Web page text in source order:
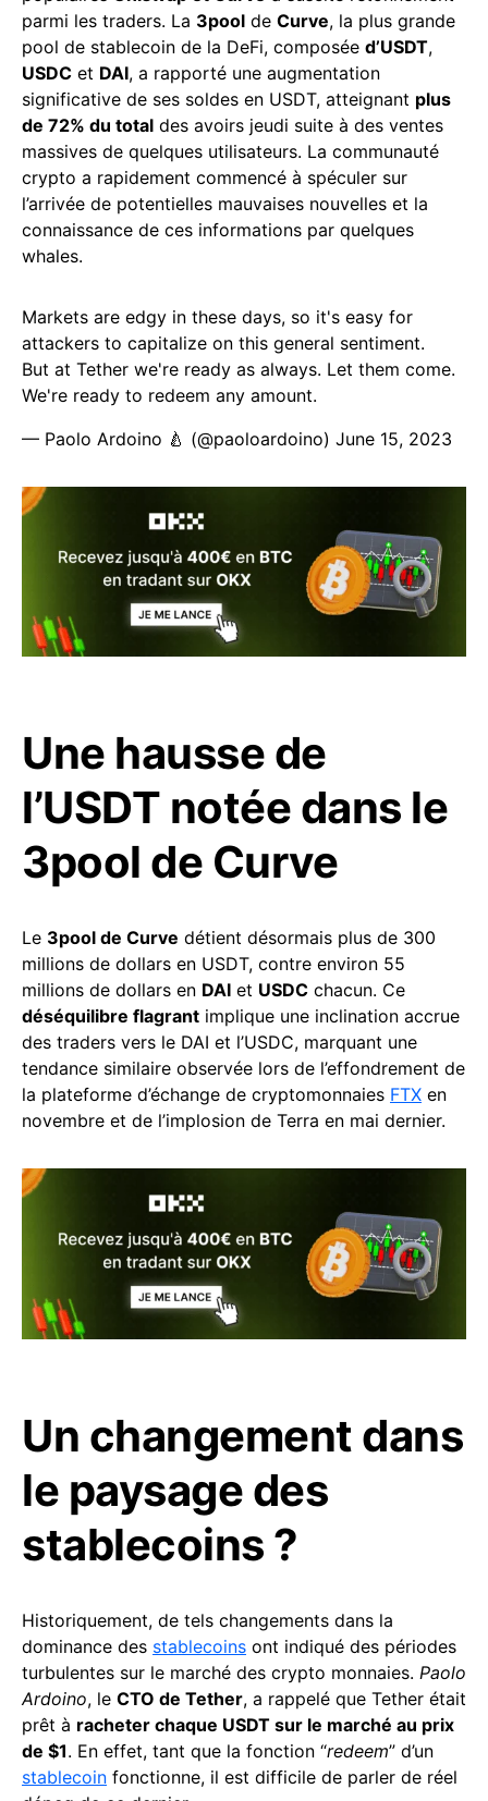
parmi les traders. La 3pool de Curve, la plus grande
pool de stablecoin de la DeFi, composée d’USDT,
USDC et DAI, a rapporté une augmentation
significative de ses soldes en USDT, atteignant plus
de 72% du total des avoirs jeudi suite à des ventes
massives de quelques utilisateurs. La communauté
crypto a rapidement commencé à spéculer sur
l’arrivée de potentielles mauvaises nouvelles et la
connaissance de ces informations par quelques
whales.
Markets are edgy in these days, so it's easy for
attackers to capitalize on this general sentiment.
But at Tether we're ready as always. Let them come.
We're ready to redeem any amount.
— Paolo Ardoino 🍐 (@paoloardoino) June 15, 2023
Une hausse de
l’USDT notée dans le
3pool de Curve
Le 3pool de Curve détient désormais plus de 300
millions de dollars en USDT, contre environ 55
millions de dollars en DAI et USDC chacun. Ce
déséquilibre flagrant implique une inclination accrue
des traders vers le DAI et l’USDC, marquant une
tendance similaire observée lors de l’effondrement de
la plateforme d’échange de cryptomonnaies FTX en
novembre et de l’implosion de Terra en mai dernier.
Un changement dans
le paysage des
stablecoins ?
Historiquement, de tels changements dans la
dominance des stablecoins ont indiqué des périodes
turbulentes sur le marché des crypto monnaies. Paolo
Ardoino, le CTO de Tether, a rappelé que Tether était
prêt à racheter chaque USDT sur le marché au prix
de $1. En effet, tant que la fonction “redeem” d’un
stablecoin fonctionne, il est difficile de parler de réel